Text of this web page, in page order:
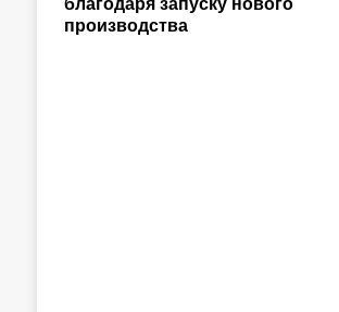
благодаря запуску нового
производства